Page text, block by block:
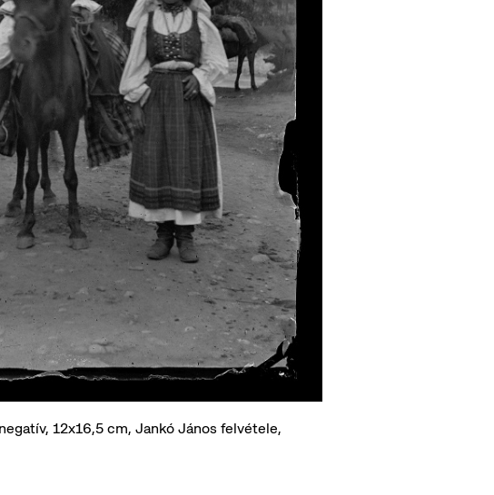
12x16,5 cm, Jankó János felvétele,